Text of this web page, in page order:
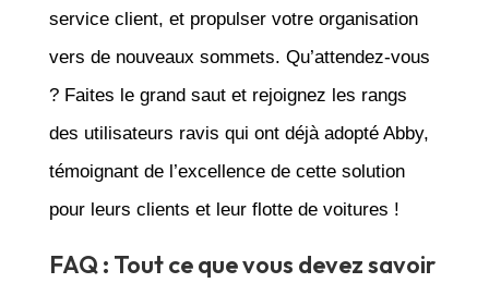
service client, et propulser votre organisation
vers de nouveaux sommets. Qu’attendez-vous
? Faites le grand saut et rejoignez les rangs
des utilisateurs ravis qui ont déjà adopté Abby,
témoignant de l’excellence de cette solution
pour leurs clients et leur flotte de voitures !
FAQ : Tout ce que vous devez savoir